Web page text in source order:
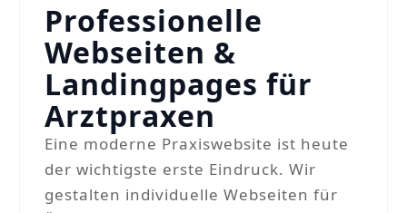
Professionelle
Webseiten &
Landingpages für
Arztpraxen
Eine moderne Praxiswebsite ist heute
der wichtigste erste Eindruck. Wir
gestalten individuelle Webseiten für